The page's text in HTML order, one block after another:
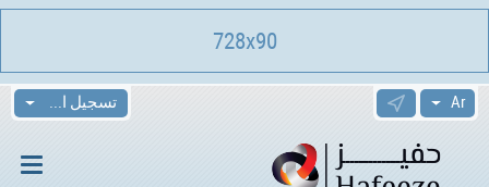
تسجيل الدخول
728x90